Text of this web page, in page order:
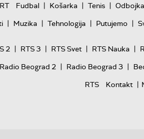
Fudbal | Košarka | Tenis | Odbojka
| Muzika | Tehnologija | Putujemo |
2 | RTS 3 | RTS Svet | RTS Nauka |
Radio Beograd 2 | Radio Beograd 3 |
RTS
Kontakt |